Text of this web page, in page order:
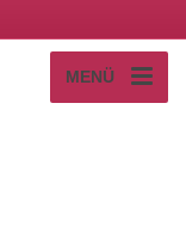
MENÜ